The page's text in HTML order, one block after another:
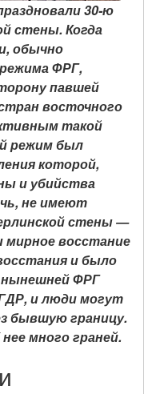
30-ю
стены. Когда
обычно
ФРГ,
павшей
восточного
такой
режим был
которой,
и убийства
не имеют
стены —
мирное восстание
и было
нынешней ФРГ
и люди могут
бывшую границу.
много граней.